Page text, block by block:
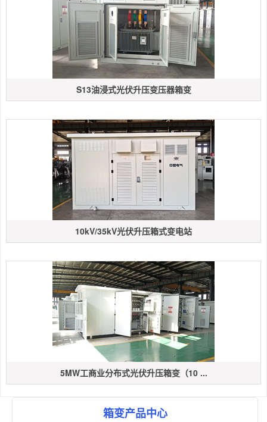
S13油浸式光伏升压变压器箱变
10kV/35kV光伏升压箱式变电站
5MW工商业分布式光伏升压箱变（10 ...
箱变产品中心